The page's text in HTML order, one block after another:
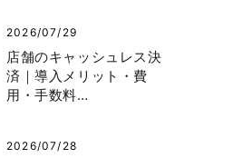
2026/07/29
店舗のキャッシュレス決
済｜導入メリット・費
用・手数料…
2026/07/28